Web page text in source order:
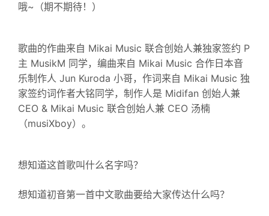
哦~（期不期待！）
歌曲的作曲来自 Mikai Music 联合创始人兼独家签约 P
主 MusikM 同学，编曲来自 Mikai Music 合作日本音
乐制作人 Jun Kuroda 小哥，作词来自 Mikai Music 独
家签约词作者大铭同学，制作人是 Midifan 创始人兼
CEO & Mikai Music 联合创始人兼 CEO 汤楠
（musiXboy）。
想知道这首歌叫什么名字吗？
想知道初音第一首中文歌曲要给大家传达什么吗？